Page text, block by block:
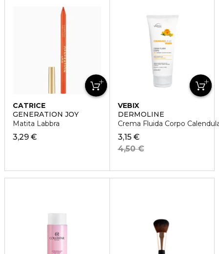
CATRICE
GENERATION JOY
Matita Labbra
3,29 €
VEBIX
DERMOLINE
Crema Fluida Corpo
3,15 €
4,50 €